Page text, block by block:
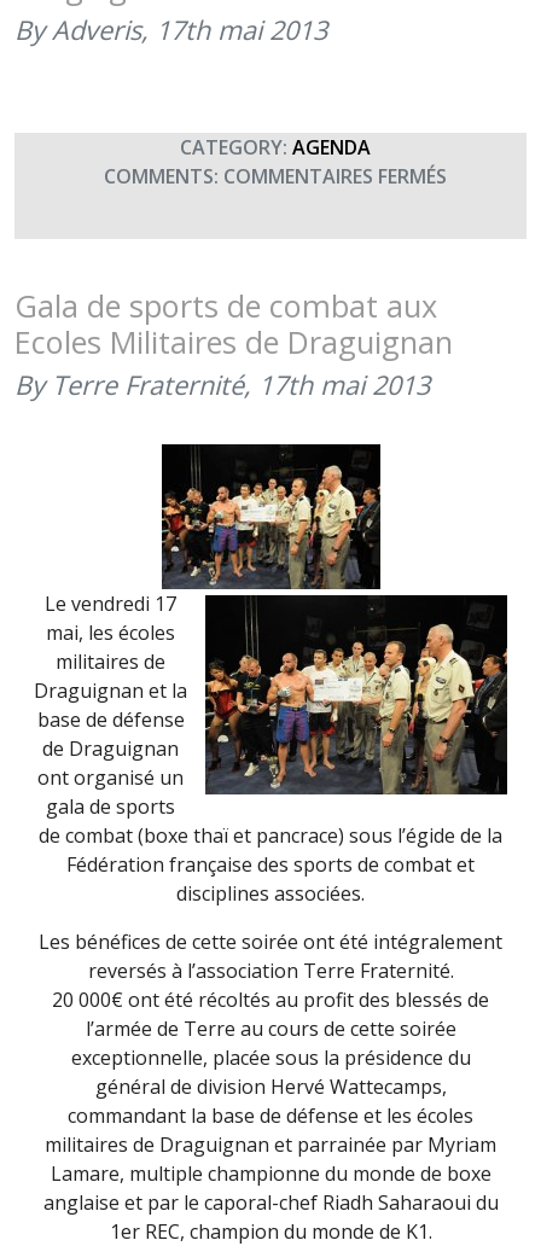
By Adveris, 17th mai 2013
CATEGORY: AGENDA
COMMENTS: COMMENTAIRES FERMÉS
DE
À
Gala de sports de combat aux
Ecoles Militaires de Draguignan
By Terre Fraternité, 17th mai 2013
Le vendredi 17
mai, les écoles
militaires de
Draguignan et la
base de défense
de Draguignan
ont organisé un
gala de sports
de combat (boxe thaï et pancrace) sous l’égide de la
Fédération française des sports de combat et
disciplines associées.
Les bénéfices de cette soirée ont été intégralement
reversés à l’association Terre Fraternité.
20 000€ ont été récoltés au profit des blessés de
l’armée de Terre au cours de cette soirée
exceptionnelle, placée sous la présidence du
général de division Hervé Wattecamps,
commandant la base de défense et les écoles
militaires de Draguignan et parrainée par Myriam
Lamare, multiple championne du monde de boxe
anglaise et par le caporal-chef Riadh Saharaoui du
1er REC, champion du monde de K1.